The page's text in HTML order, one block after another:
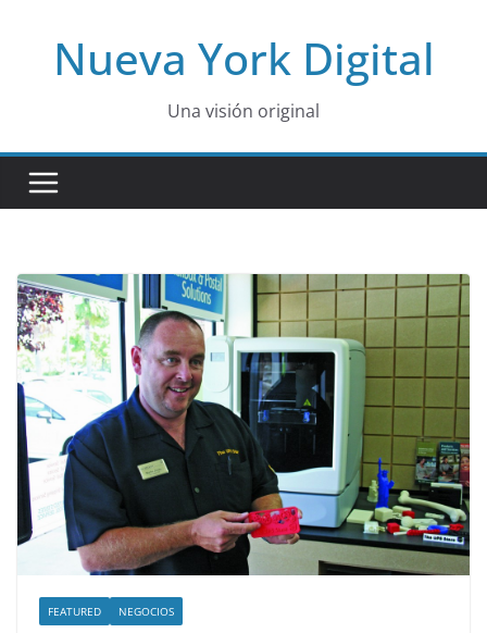
contentNueva York Digital
Una visión original
FEATURED NEGOCIOS